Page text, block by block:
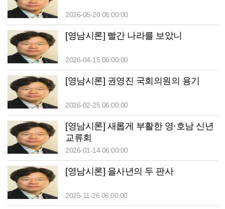
2026-05-20 06:00:00
[영남시론] 빨간 나라를 보았니
2026-04-15 06:00:00
[영남시론] 권영진 국회의원의 용기
2026-02-25 06:00:00
[영남시론] 새롭게 부활한 영·호남 신년
교류회
2026-01-14 06:00:00
[영남시론] 을사년의 두 판사
2025-11-26 06:00:00